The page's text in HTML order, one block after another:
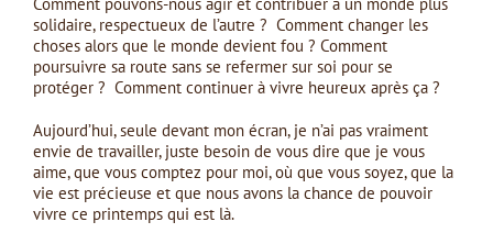
solidaire, respectueux de l’autre ? Comment changer les
choses alors que le monde devient fou ? Comment
poursuivre sa route sans se refermer sur soi pour se
protéger ? Comment continuer à vivre heureux après ça ?
Aujourd’hui, seule devant mon écran, je n’ai pas vraiment
envie de travailler, juste besoin de vous dire que je vous
aime, que vous comptez pour moi, où que vous soyez, que la
vie est précieuse et que nous avons la chance de pouvoir
vivre ce printemps qui est là.